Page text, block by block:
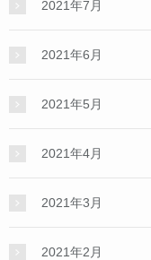
2021年7月
2021年6月
2021年5月
2021年4月
2021年3月
2021年2月